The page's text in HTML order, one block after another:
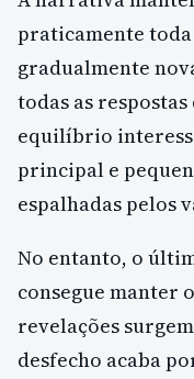
praticamente
gradualmente
todas as
equilíbrio
principal e
espalhadas pelos
No entanto, o
consegue manter
revelações
desfecho acaba